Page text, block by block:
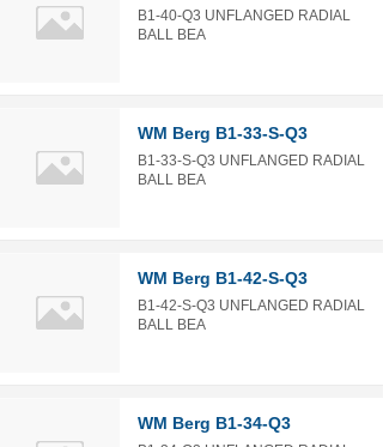
B1-40-Q3 UNFLANGED RADIAL
BALL BEA
WM Berg B1-33-S-Q3
B1-33-S-Q3 UNFLANGED RADIAL
BALL BEA
WM Berg B1-42-S-Q3
B1-42-S-Q3 UNFLANGED RADIAL
BALL BEA
WM Berg B1-34-Q3